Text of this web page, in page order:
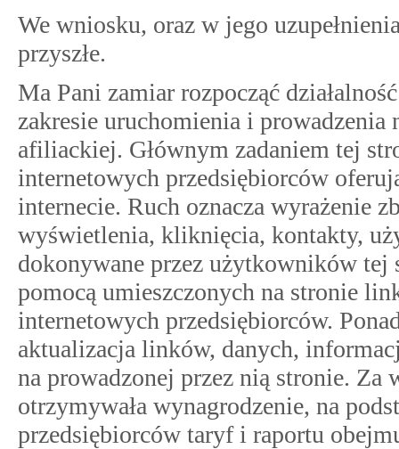
We wniosku, oraz w jego
przyszłe.
Ma Pani zamiar rozpocząć
zakresie uruchomienia i
afiliackiej. Głównym zadaniem tej
internetowych przedsiębiorców
internecie. Ruch oznacza wyrażenie
wyświetlenia, kliknięcia, kontakty,
dokonywane przez użytkowników tej
pomocą umieszczonych na stronie
internetowych przedsiębiorców.
aktualizacja linków, danych,
na prowadzonej przez nią stronie. Za
otrzymywała wynagrodzenie, na
przedsiębiorców taryf i raportu